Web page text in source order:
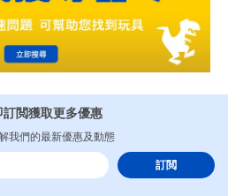
訂閲獲取更多優惠
我們的最新優惠及動態
訂閲